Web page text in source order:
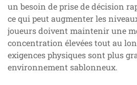
un besoin de prise de décision
ce qui peut augmenter les
joueurs doivent maintenir une
concentration élevées tout au
exigences physiques sont plus
environnement sablonneux.